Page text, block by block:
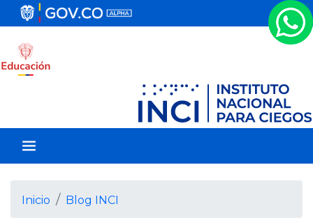
a
a
l
c
Inicio Blog INCI